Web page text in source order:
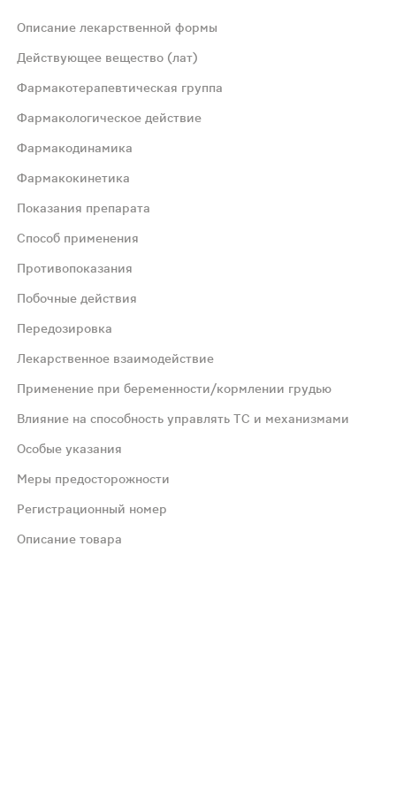
"Z" на одной стороне; на изломе ядро серого
процессов в живых тканях; Препарат
при приеме железа натощак. Всасывание
доноров крови.
анемия); состояние после резекции
стеноз пищевода. Аллергические реакции:
Описание лекарственной формы
Действующее вещество (лат)
Фармакотерапевтическая группа
Фармакологическое действие
Фармакодинамика
Фармакокинетика
Показания препарата
Способ применения
Противопоказания
Побочные действия
Передозировка
Лекарственное взаимодействие
Применение при беременности/кормлении грудью
Влияние на способность управлять ТС и механизмами
Особые указания
Меры предосторожности
Регистрационный номер
Описание товара